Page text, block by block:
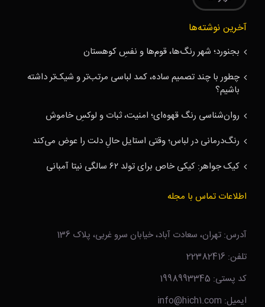
آخرین نوشته‌ها
بجنورد؛ شهر رنگ‌ها، قوم‌ها و نفسِ کوهستان
چطور با چند تصمیم ساده، کمد لباسی مرتب‌تر و شیک‌تر داشته
باشیم؟
روان‌شناسی رنگ قهوه‌ای؛ امنیت، ثبات و لوکسِ خاموش
رنگ‌درمانی در لباس؛ وقتی استایل حالِ دلت را عوض می‌کند
کیک جواهر: کیکی خاص برای تولد ۶۲ سالگی نیتا آمبانی
اطلاعات تماس با مجله
آدرس: تهران، سعادت آباد، خیابان سرو غربی، پلاک 136
تلفن: 22382416
کد پستی: 1998993345
ایمیل: info@hich1.com